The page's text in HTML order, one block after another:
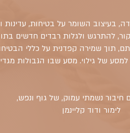
בעיצוב השומר על בטיחות, עדינות
להתרגש ולגלות רבדים חדשים
תוך שמירה קפדנית על כללי
של גילוי. מסע שבו הגבולות
חיבור נשמתי עמוק, של גוף ונפש,
לימור ודוד קליינמן